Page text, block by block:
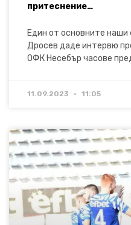
притеснение…
Един от основните
Дросев даде интервю
ОФК Несебър часове
11.09.2023 11:05